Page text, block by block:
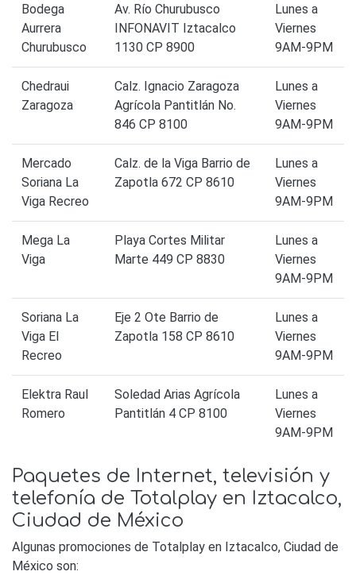
Bodega
Aurrera
Churubusco
Av. Río Churubusco
INFONAVIT Iztacalco
1130 CP 8900
Lunes a
Viernes
9AM-9PM
Chedraui
Zaragoza
Calz. Ignacio Zaragoza
Agrícola Pantitlán No.
846 CP 8100
Lunes a
Viernes
9AM-9PM
Mercado
Soriana La
Viga Recreo
Calz. de la Viga Barrio de
Zapotla 672 CP 8610
Lunes a
Viernes
9AM-9PM
Mega La
Viga
Playa Cortes Militar
Marte 449 CP 8830
Lunes a
Viernes
9AM-9PM
Soriana La
Viga El
Recreo
Eje 2 Ote Barrio de
Zapotla 158 CP 8610
Lunes a
Viernes
9AM-9PM
Elektra Raul
Romero
Soledad Arias Agrícola
Pantitlán 4 CP 8100
Lunes a
Viernes
9AM-9PM
Paquetes de Internet, televisión y
telefonía de Totalplay en Iztacalco,
Ciudad de México
Algunas promociones de Totalplay en Iztacalco, Ciudad de
México son: